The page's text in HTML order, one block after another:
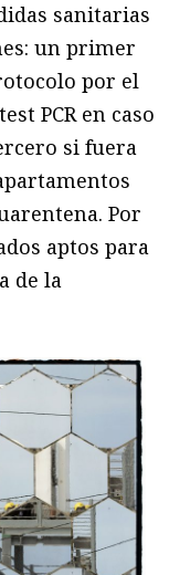
sanitarias
un primer
por el
PCR en caso
si fuera
Por
aptos para
de la